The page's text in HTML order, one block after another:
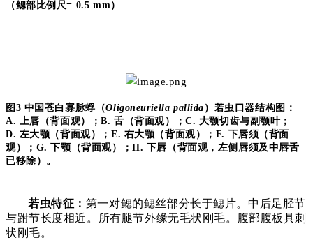
（鳃部比例尺= 0.5 mm）
图 3 中国苍白寡脉蜉（Oligoneuriella pallida ）若虫口器结构图：
A. 上唇（背面观）；B.舌（背面观）；C. 大颚切齿与副颚叶；
D. 左大颚（背面观）； E. 右大颚（背面观）； F. 下唇须（背面
观）； G.下颚（背面观） ；H. 下唇（背面观，左侧唇须及中唇舌
已移除）。
若虫特征： 第一对鳃的鳃丝部分长于鳃片。中后足胫节
与跗节长度相近。所有腿节外缘无毛状刚毛。腹部腹板具刺
状刚毛。